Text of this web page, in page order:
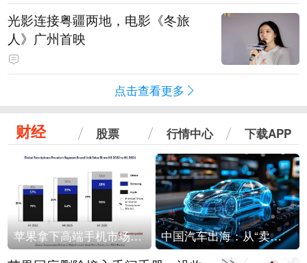
光影连接粤疆两地，电影《冬旅
人》广州首映
点击查看更多
财经 股票 行情中心 下载APP
苹果拿下高端手机市场65%的份额：iPhone 17系列功不可没 中国汽车出海：从“卖出去”到“走进去”